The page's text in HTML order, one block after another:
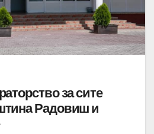
за сите
Радовиш и